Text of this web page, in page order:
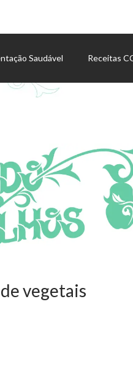
Saudável Receitas
vegetais